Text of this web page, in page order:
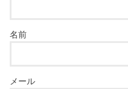
名前
メール